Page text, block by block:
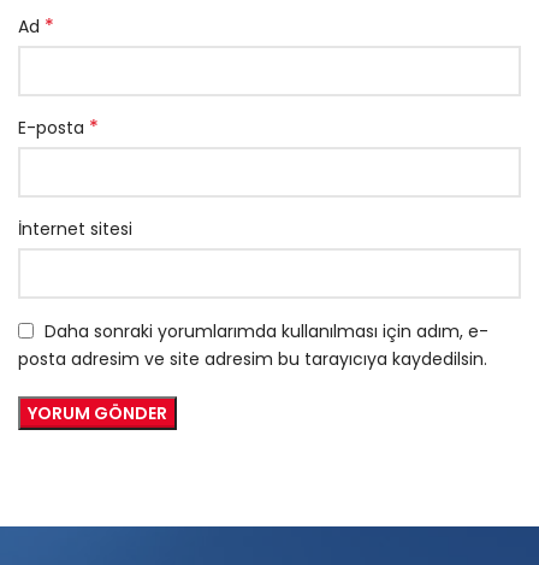
Ad *
E-posta *
İnternet sitesi
Daha sonraki yorumlarımda kullanılması için adım, e-
posta adresim ve site adresim bu tarayıcıya kaydedilsin.